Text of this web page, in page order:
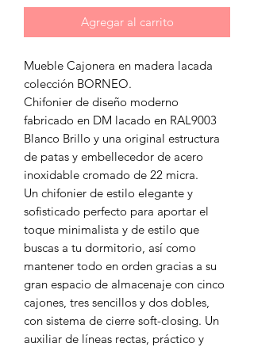
Agregar al carrito
Mueble Cajonera en madera lacada
colección BORNEO.
Chifonier de diseño moderno
fabricado en DM lacado en RAL9003
Blanco Brillo y una original estructura
de patas y embellecedor de acero
inoxidable cromado de 22 micra.
Un chifonier de estilo elegante y
sofisticado perfecto para aportar el
toque minimalista y de estilo que
buscas a tu dormitorio, así como
mantener todo en orden gracias a su
gran espacio de almacenaje con cinco
cajones, tres sencillos y dos dobles,
con sistema de cierre soft-closing. Un
auxiliar de líneas rectas, práctico y